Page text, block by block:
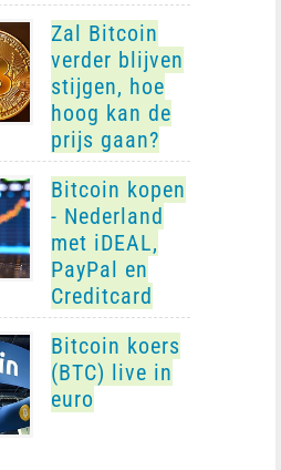
Zal Bitcoin
verder blijven
stijgen, hoe
hoog kan de
prijs gaan?
Bitcoin kopen
- Nederland
met iDEAL,
PayPal en
Creditcard
Bitcoin koers
(BTC) live in
euro